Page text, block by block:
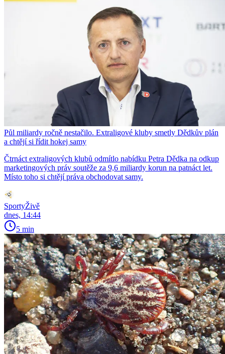
Půl miliardy ročně nestačilo. Extraligové kluby smetly Dědkův plán
a chtějí si řídit hokej samy
Čtrnáct extraligových klubů odmítlo nabídku Petra Dědka na odkup
marketingových práv soutěže za 9,6 miliardy korun na patnáct let.
Místo toho si chtějí práva obchodovat samy.
SportyŽivě
dnes, 14:44
5 min